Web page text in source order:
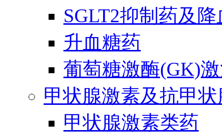
SGLT2抑制药及
升血糖药
葡萄糖激酶(GK)
甲状腺激素及抗甲
甲状腺激素类药